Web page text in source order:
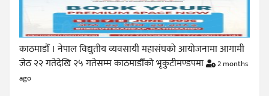
काठमाडौँ । नेपाल विद्युतीय व्यवसायी महासंघको आयोजनामा आगामी
जेठ २२ गतेदेखि २५ गतेसम्म काठमाडौँको भृकुटीमण्डपमा
2 months
ago